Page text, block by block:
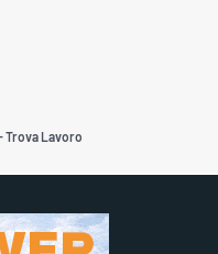
- Trova Lavoro